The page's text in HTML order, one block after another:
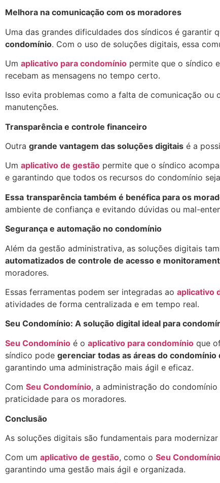
Melhora na comunicação com os moradores
Uma das grandes dificuldades dos síndicos é garantir
condomínio. Com o uso de soluções digitais, essa
Um aplicativo para condomínio permite que o síndico
recebam as mensagens no tempo certo.
Isso evita problemas como a falta de comunicação
manutenções.
Transparência e controle financeiro
Outra grande vantagem das soluções digitais é a
Um aplicativo de gestão permite que o síndico
e garantindo que todos os recursos do condomínio
Essa transparência também é benéfica para os
ambiente de confiança e evitando dúvidas ou mal-
Segurança e automação no condomínio
Além da gestão administrativa, as soluções digitais
automatizados de controle de acesso e
moradores.
Essas ferramentas podem ser integradas ao aplicativo
atividades de forma centralizada e em tempo real.
Seu Condomínio: A solução digital ideal para
Seu Condomínio é o aplicativo para condomínio que
síndico pode gerenciar todas as áreas do condomínio
garantindo uma administração mais ágil e eficaz.
Com Seu Condomínio, a administração do
praticidade para os moradores.
Conclusão
As soluções digitais são fundamentais para
Com um aplicativo de gestão, como o Seu
garantindo uma gestão mais ágil e organizada.